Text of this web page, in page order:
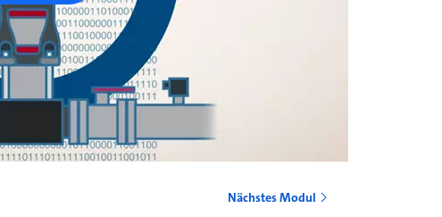
Nächstes Modul